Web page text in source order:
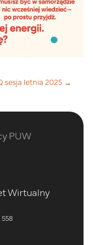
sesja letnia 2025 →
PUW
Wirtualny
558